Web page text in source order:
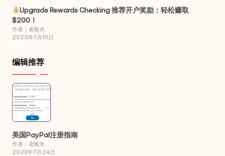
Upgrade Rewards Checking 推荐开户奖励：轻松赚取
$200！
作者：老船长
2025年7月15日
编辑推荐
美国PayPal注册指南
作者：老船长
2023年7月24日